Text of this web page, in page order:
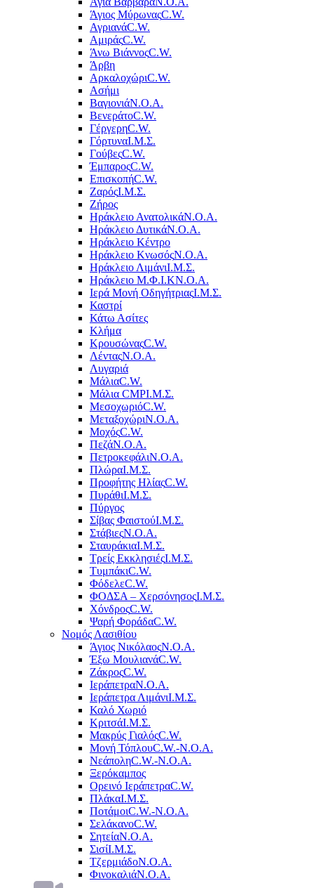
Άγιος ΜύρωναςC.W.
ΑγριανάC.W.
ΑμιράςC.W.
Άνω ΒιάννοςC.W.
Άρβη
ΑρκαλοχώριC.W.
Ασήμι
ΒαγιονιάΝ.Ο.Α.
ΒενεράτοC.W.
ΓέργερηC.W.
ΓόρτυναΙ.Μ.Σ.
ΓούβεςC.W.
ΈμπαροςC.W.
ΕπισκοπήC.W.
ΖαρόςΙ.Μ.Σ.
Ζήρος
Ηράκλειο ΑνατολικάΝ.Ο.Α.
Ηράκλειο ΔυτικάΝ.Ο.Α.
Ηράκλειο Κέντρο
Ηράκλειο ΚνωσόςΝ.Ο.Α.
Ηράκλειο ΛιμάνιΙ.Μ.Σ.
Ηράκλειο Μ.Φ.Ι.ΚΝ.Ο.Α.
Ιερά Μονή ΟδηγήτριαςΙ.Μ.Σ.
Καστρί
Κάτω Ασίτες
Κλήμα
ΚρουσώναςC.W.
ΛένταςΝ.Ο.Α.
Λυγαριά
ΜάλιαC.W.
Μάλια CMPΙ.Μ.Σ.
ΜεσοχωριόC.W.
ΜεταξοχώριΝ.Ο.Α.
ΜοχόςC.W.
ΠεζάΝ.Ο.Α.
ΠετροκεφάλιΝ.Ο.Α.
ΠλώραΙ.Μ.Σ.
Προφήτης ΗλίαςC.W.
ΠυράθιΙ.Μ.Σ.
Πύργος
Σίβας ΦαιστούΙ.Μ.Σ.
ΣτάβιεςΝ.Ο.Α.
ΣταυράκιαΙ.Μ.Σ.
Τρείς ΕκκλησιέςΙ.Μ.Σ.
ΤυμπάκιC.W.
ΦόδελεC.W.
ΦΟΔΣΑ – ΧερσόνησοςΙ.Μ.Σ.
ΧόνδροςC.W.
Ψαρή ΦοράδαC.W.
Νομός Λασιθίου
Άγιος ΝικόλαοςΝ.Ο.Α.
Έξω ΜουλιανάC.W.
ΖάκροςC.W.
ΙεράπετραΝ.Ο.Α.
Ιεράπετρα ΛιμάνιΙ.Μ.Σ.
Καλό Χωριό
ΚριτσάΙ.Μ.Σ.
Μακρύς ΓιαλόςC.W.
Μονή ΤόπλουC.W.-Ν.Ο.Α.
ΝεάποληC.W.-Ν.Ο.Α.
Ξερόκαμπος
Ορεινό ΙεράπετραC.W.
ΠλάκαΙ.Μ.Σ.
ΠοτάμοιC.W.-Ν.Ο.Α.
ΣελάκανοC.W.
ΣητείαΝ.Ο.Α.
ΣισίΙ.Μ.Σ.
ΤζερμιάδοΝ.Ο.Α.
ΦινοκαλιάΝ.Ο.Α.